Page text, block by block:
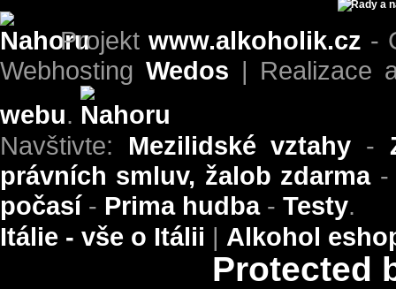
Projekt www.alkoholik.cz -
Webhosting Wedos | Realizace
webu.
Navštivte: Mezilidské vztahy -
právních smluv, žalob zdarma
počasí- Prima hudba- Testy.
Itálie - vše o Itálii | Alkohol
Protected